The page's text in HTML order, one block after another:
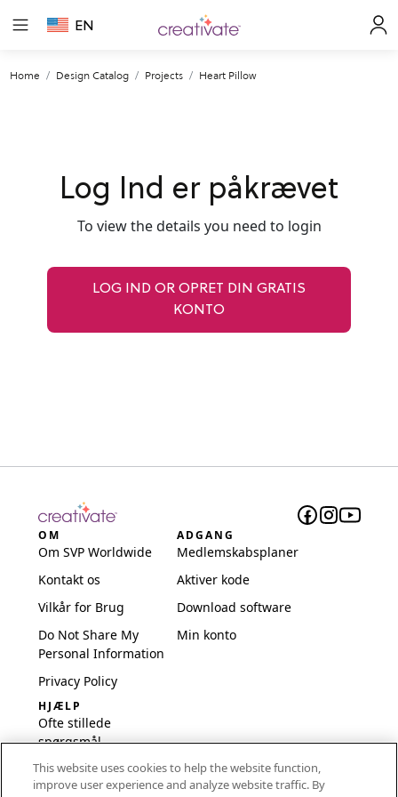
EN
Home Design Catalog Projects Heart Pillow
Log Ind er påkrævet
To view the details you need to login
LOG IND OR OPRET DIN GRATIS
KONTO
OM
Om SVP Worldwide
Kontakt os
Vilkår for Brug
Do Not Share My
Personal Information
Privacy Policy
ADGANG
Medlemskabsplaner
Aktiver kode
Download software
Min konto
HJÆLP
Ofte stillede
spørgsmål
Software og opsætning
This website uses cookies to help the website function,
improve user experience and analyze website traffic. By